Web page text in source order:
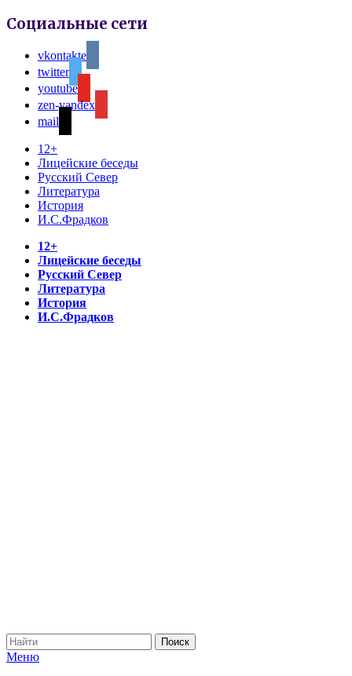
Социальные сети
vkontakte
twitter
youtube
zen-yandex
mail
12+
Лицейские беседы
Русский Север
Литература
История
И.С.Фрадков
12+
Лицейские беседы
Русский Север
Литература
История
И.С.Фрадков
Меню